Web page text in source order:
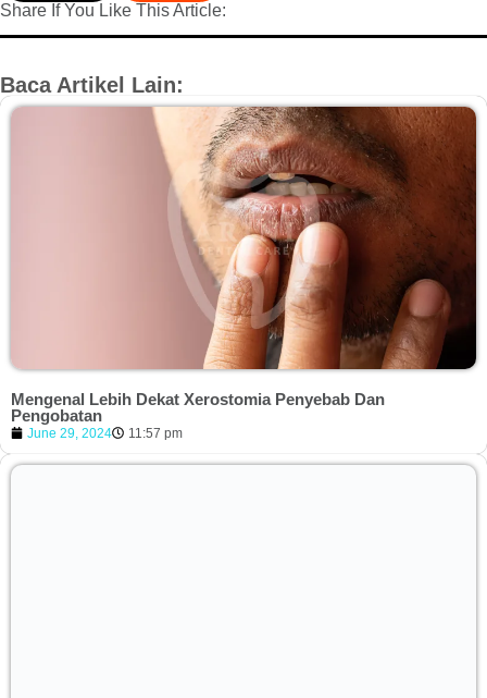
Share If You Like This Article:
Baca Artikel Lain:
Mengenal Lebih Dekat Xerostomia Penyebab Dan
Pengobatan
June 29, 2024 11:57 pm